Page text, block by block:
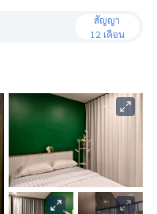
สัญญา
12 เดือน